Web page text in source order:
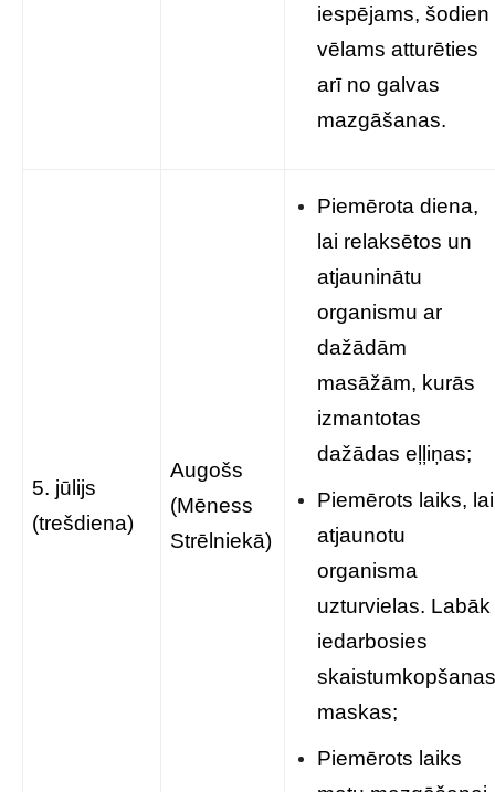
iespējams, šodien
vēlams atturēties
arī no galvas
mazgāšanas.
5. jūlijs
(trešdiena)
Augošs
(Mēness
Strēlniekā)
Piemērota diena,
lai relaksētos un
atjauninātu
organismu ar
dažādām
masāžām, kurās
izmantotas
dažādas eļļiņas;
Piemērots laiks, lai
atjaunotu
organisma
uzturvielas. Labāk
iedarbosies
skaistumkopšanas
maskas;
Piemērots laiks